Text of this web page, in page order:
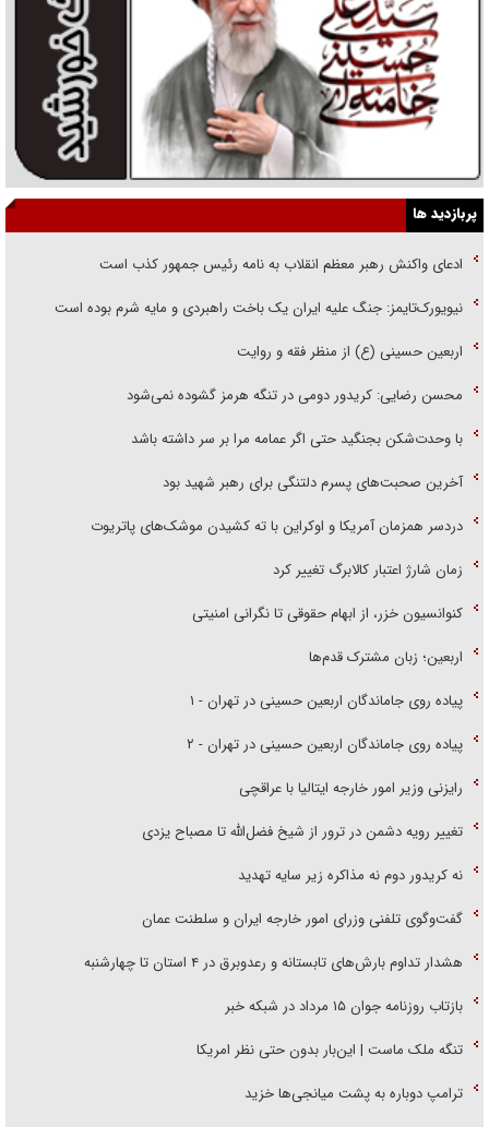
پربازدید ها
ادعای واکنش رهبر معظم انقلاب به نامه رئیس جمهور کذب است
نیویورک‌تایمز: جنگ علیه ایران یک باخت راهبردی و مایه شرم بوده است
اربعین حسینی (ع) از منظر فقه و روایت
محسن رضایی: کریدور دومی در تنگه هرمز گشوده نمی‌شود
با وحدت‌شکن بجنگید حتی اگر عمامه مرا بر سر داشته باشد
آخرین صحبت‌های پسرم دلتنگی برای رهبر شهید بود
دردسر همزمان آمریکا و اوکراین با ته کشیدن موشک‌های پاتریوت
زمان شارژ اعتبار کالابرگ تغییر کرد
کنوانسیون خزر، از ابهام حقوقی تا نگرانی امنیتی
اربعین؛ زبان مشترک قدم‌ها
پیاده روی جاماندگان اربعین حسینی در تهران - ۱
پیاده روی جاماندگان اربعین حسینی در تهران - ۲
رایزنی وزیر امور خارجه ایتالیا با عراقچی
تغییر رویه دشمن در ترور از شیخ فضل‌الله تا مصباح یزدی
نه کریدور دوم نه مذاکره زیر سایه تهدید
گفت‌وگوی تلفنی وزرای امور خارجه ایران و سلطنت عمان
هشدار تداوم بارش‌های تابستانه و رعدوبرق در ۴ استان تا چهارشنبه
بازتاب روزنامه جوان ۱۵ مرداد در شبکه خبر
تنگه ملک ماست | این‌بار بدون حتی نظر امریکا
ترامپ دوباره به پشت میانجی‌ها خزید